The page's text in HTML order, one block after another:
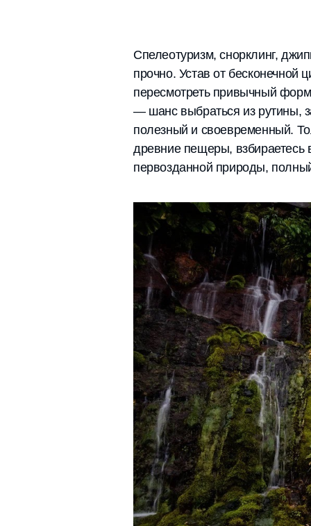
Спелеотуризм, снорклинг,
прочно. Устав от бесконечной
пересмотреть привычный
— шанс выбраться из рутины,
полезный и своевременный.
древние пещеры, взбираетесь
первозданной природы,